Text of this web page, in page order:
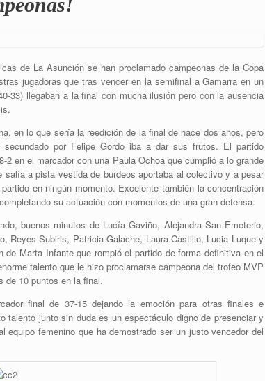
de La Asunción se han proclamado campeonas de la Copa
jugadoras que tras vencer en la semifinal a Gamarra en un
33) llegaban a la final con mucha ilusión pero con la ausencia
en lo que sería la reedición de la final de hace dos años, pero
por Felipe Gordo iba a dar sus frutos. El partido
en el marcador con una Paula Ochoa que cumplió a lo grande
a pista vestida de burdeos aportaba al colectivo y a pesar
en ningún momento. Excelente también la concentración
su actuación con momentos de una gran defensa.
buenos minutos de Lucía Gaviño, Alejandra San Emeterio,
Reyes Subiris, Patricia Galache, Laura Castillo, Lucia Luque y
Marta Infante que rompió el partido de forma definitiva en el
talento que le hizo proclamarse campeona del trofeo MVP
de 10 puntos en la final.
final de 37-15 dejando la emoción para otras finales e
junto sin duda es un espectáculo digno de presenciar y
femenino que ha demostrado ser un justo vencedor del